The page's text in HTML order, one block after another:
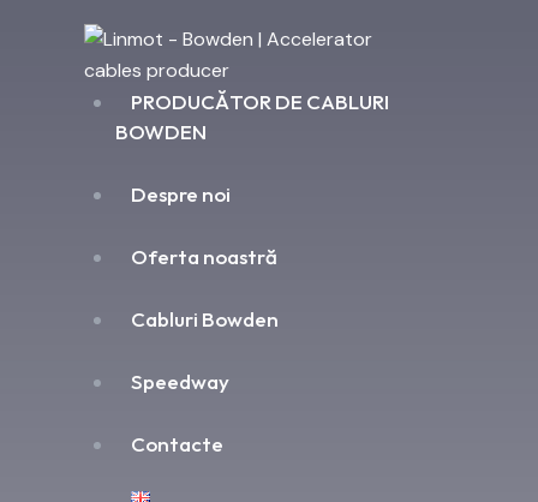
PRODUCĂTOR DE CABLURI
BOWDEN
Despre noi
Oferta noastră
Cabluri Bowden
Speedway
Contacte